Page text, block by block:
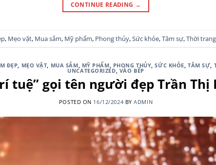
CONTINUE READING →
, Mẹo vặt, Mua sắm, Mỹ phẩm, Phong thủy,Sức khỏe,Tâm sự,Thời trang
ĐẸP, MẸO VẶT, MUA SẮM, MỸ PHẨM, PHONG THỦY,SỨC KHỎE,TÂM SỰ,
UNCATEGORIZED, VÀO BẾP
tuệ” gọi tên người đẹp Trần Thị
POSTED ON 16/12/2024 BYADMIN